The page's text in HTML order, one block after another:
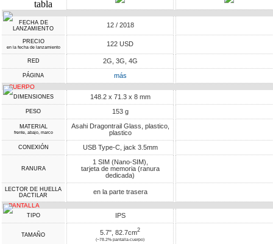
FECHA DE
LANZAMIENTO
12 / 2018
PRECIO
en la fecha de lanzamiento 122 USD
RED 2G, 3G, 4G
PÁGINA más
CUERPO
DIMENSIONES 148.2 x 71.3 x 8 mm
PESO 153 g
MATERIAL
frente, abajo, marco
Asahi Dragontrail Glass, plastico,
plastico
CONEXIÓN USB Type-C, jack 3.5mm
RANURA
1 SIM (Nano-SIM),
tarjeta de memoria (ranura
dedicada)
LECTOR DE HUELLA
DACTILAR
en la parte trasera
PANTALLA
TIPO IPS
TAMAÑO 5.7", 82.7cm2
(~78.2% pantalla-cuerpo)